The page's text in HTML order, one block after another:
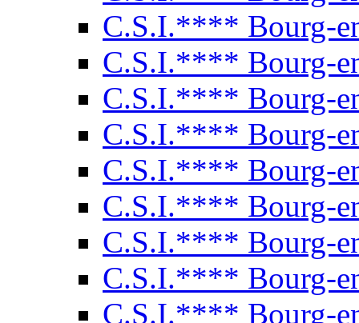
C.S.I.**** Bourg-
C.S.I.**** Bourg-
C.S.I.**** Bourg-
C.S.I.**** Bourg-
C.S.I.**** Bourg-
C.S.I.**** Bourg-
C.S.I.**** Bourg-
C.S.I.**** Bourg-
C.S.I.**** Bourg-